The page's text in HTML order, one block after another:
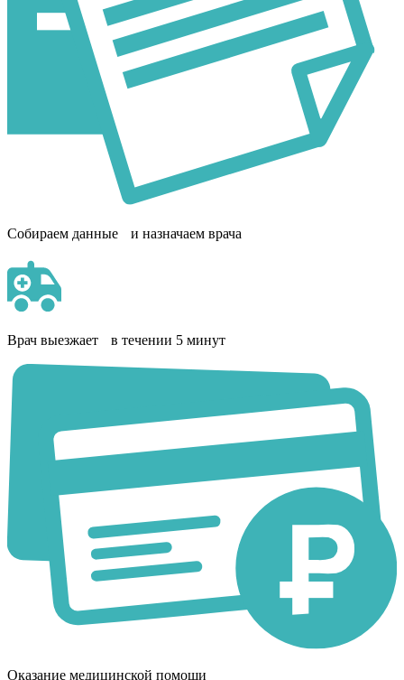
Собираем данные и назначаем врача
Врач выезжает в течении 5 минут
Оказание медицинской помощи